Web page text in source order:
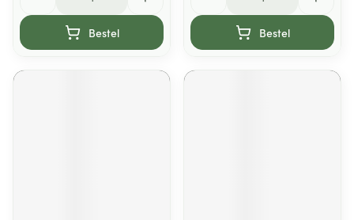
Bestel Bestel